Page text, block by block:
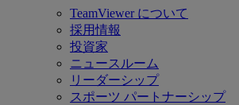
TeamViewer について
採用情報
投資家
ニュースルーム
リーダーシップ
スポーツ パートナーシップ